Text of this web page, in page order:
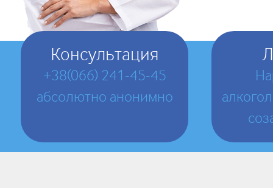
Консультация
+38(066) 241-45-45
абсолютно анонимно